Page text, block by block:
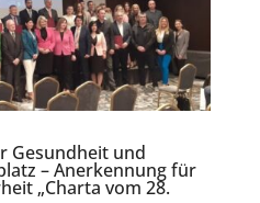
Gesundheit und
– Anerkennung für
„Charta vom 28.